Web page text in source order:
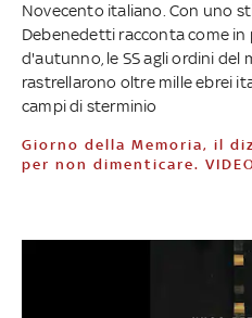
Novecento italiano. Con uno
Debenedetti racconta come
d'autunno, le SS agli ordini del
rastrellarono oltre mille ebrei
campi di sterminio
Giorno della Memoria, il dizionario con le parole
per non dimenticare.